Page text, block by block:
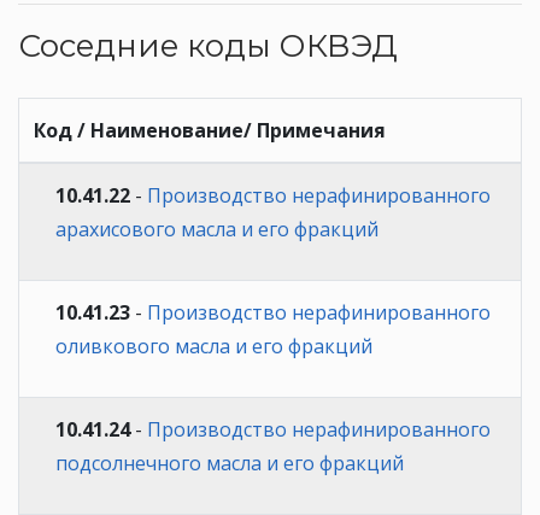
Соседние коды ОКВЭД
Код / Наименование/ Примечания
10.41.22 - Производство нерафинированного
арахисового масла и его фракций
10.41.23 - Производство нерафинированного
оливкового масла и его фракций
10.41.24- Производство нерафинированного
подсолнечного масла и его фракций